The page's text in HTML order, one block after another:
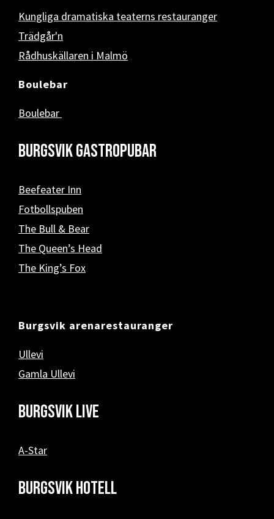
Kungliga dramatiska teaterns restauranger
Trädgår'n
Rådhuskällaren i Malmö
Boulebar
Boulebar
Burgsvik Gastropubar
Beefeater Inn
Fotbollspuben
The Bull & Bear
The Queen’s Head
The King’s Fox
Burgsvik arenarestauranger
Ullevi
Gamla Ullevi
Burgsvik Live
A-Star
Burgsvik hotell